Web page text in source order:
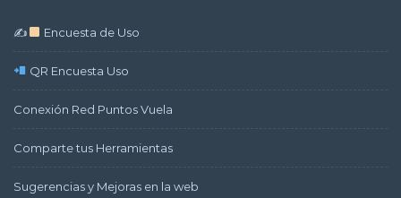
✍ Encuesta de Uso
QR Encuesta Uso
Conexión Red Puntos Vuela
Comparte tus Herramientas
Sugerencias y Mejoras en la web